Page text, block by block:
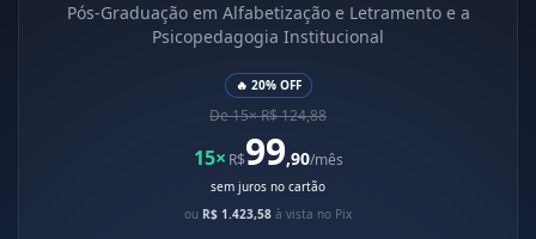
Pós-Graduação em Alfabetização e Letramento e a
Psicopedagogia Institucional
🔥 20% OFF
De 15× R$ 124,88
15× R$99,90/mês
sem juros no cartão
ou R$ 1.423,58 à vista no Pix